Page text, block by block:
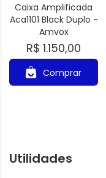
Caixa Amplificada
Aca1101 Black Duplo -
Amvox
R$ 1.150,00
Comprar
Utilidades